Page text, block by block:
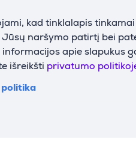
kad tinklalapis
naršymo patirtį bei
apie slapukus
išreikšti privatumo
politika